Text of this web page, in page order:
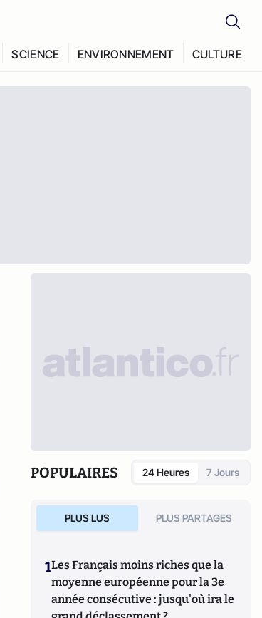
SCIENCE ENVIRONNEMENT CULTURE
POPULAIRES 24 Heures 7 Jours
PLUS LUS PLUS PARTAGES
1Les Français moins riches que la
moyenne européenne pour la 3e
année consécutive : jusqu'où ira le